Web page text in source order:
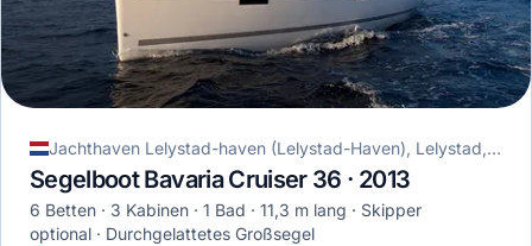
Jachthaven Lelystad-haven (Lelystad-Haven), Lelystad, Niederlande
Segelboot Bavaria Cruiser 36 · 2013
6 Betten 3 Kabinen 1 Bad 11,3 m lang
Skipper
optional
Durchgelattetes Großsegel